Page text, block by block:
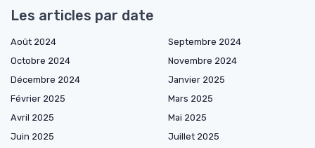
Les articles par date
Août 2024
Septembre 2024
Octobre 2024
Novembre 2024
Décembre 2024
Janvier 2025
Février 2025
Mars 2025
Avril 2025
Mai 2025
Juin 2025
Juillet 2025